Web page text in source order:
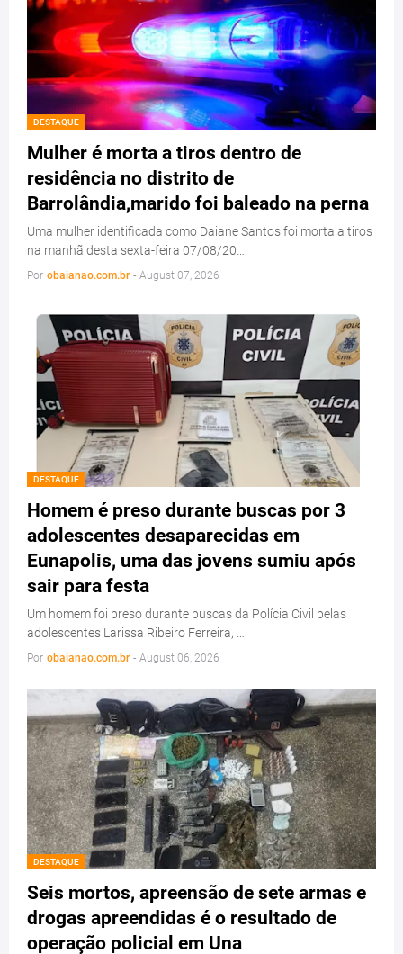
DESTAQUE
Mulher é morta a tiros dentro de
residência no distrito de
Barrolândia,marido foi baleado na perna
Uma mulher identificada como Daiane Santos foi morta a tiros
na manhã desta sexta-feira 07/08/20…
Por obaianao.com.br - August 07, 2026
DESTAQUE
Homem é preso durante buscas por 3
adolescentes desaparecidas em
Eunapolis, uma das jovens sumiu após
sair para festa
Um homem foi preso durante buscas da Polícia Civil pelas
adolescentes Larissa Ribeiro Ferreira, …
Por obaianao.com.br - August 06, 2026
DESTAQUE
Seis mortos, apreensão de sete armas e
drogas apreendidas é o resultado de
operação policial em Una